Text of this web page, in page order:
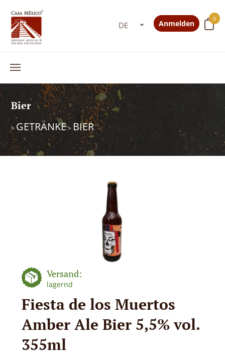
0
Anmelden
Bier
> GETRÄNKE> BIER
Versand:
lagernd
Fiesta de los Muertos
Amber Ale Bier 5,5% vol.
355ml